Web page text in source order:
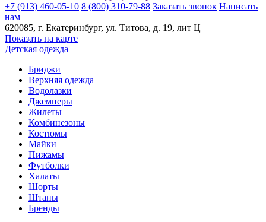
+7 (913) 460-05-10 8 (800) 310-79-88 Заказать звонок Написать
нам
620085, г. Екатеринбург, ул. ​Титова, д. 19, лит Ц
Показать на карте
Детская одежда
Бриджи
Верхняя одежда
Водолазки
Джемперы
Жилеты
Комбинезоны
Костюмы
Майки
Пижамы
Футболки
Халаты
Шорты
Штаны
Бренды